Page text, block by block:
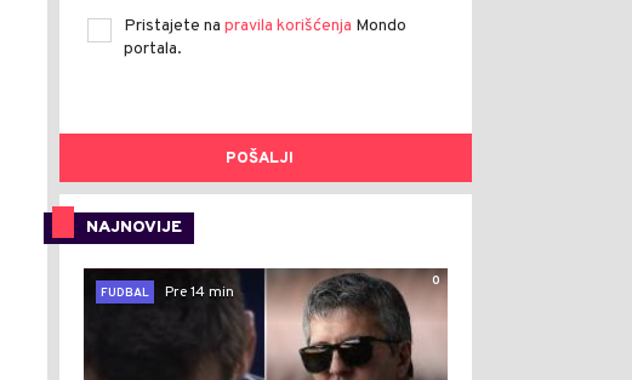
Pristajete na pravila korišćenja Mondo
portala.
POŠALJI
NAJNOVIJE
0
FUDBAL
Pre 14 min